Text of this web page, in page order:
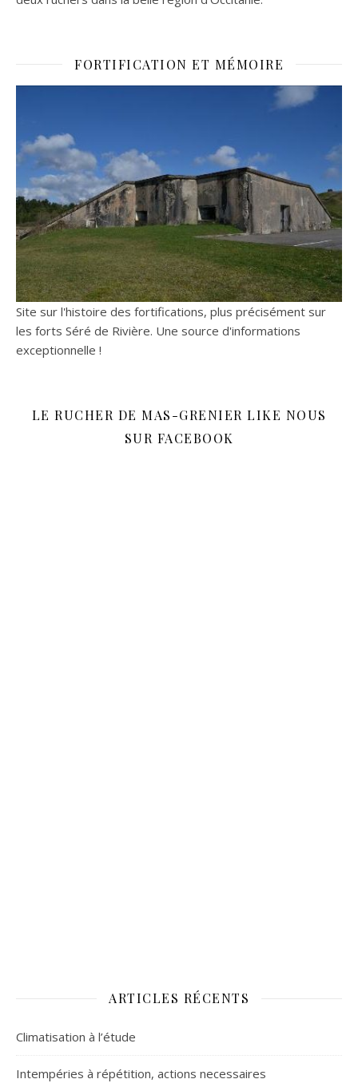
FORTIFICATION ET MÉMOIRE
Site sur l'histoire des fortifications, plus précisément sur
les forts Séré de Rivière. Une source d'informations
exceptionnelle !
LE RUCHER DE MAS-GRENIER LIKE NOUS
SUR FACEBOOK
ARTICLES RÉCENTS
Climatisation à l’étude
Intempéries à répétition, actions necessaires